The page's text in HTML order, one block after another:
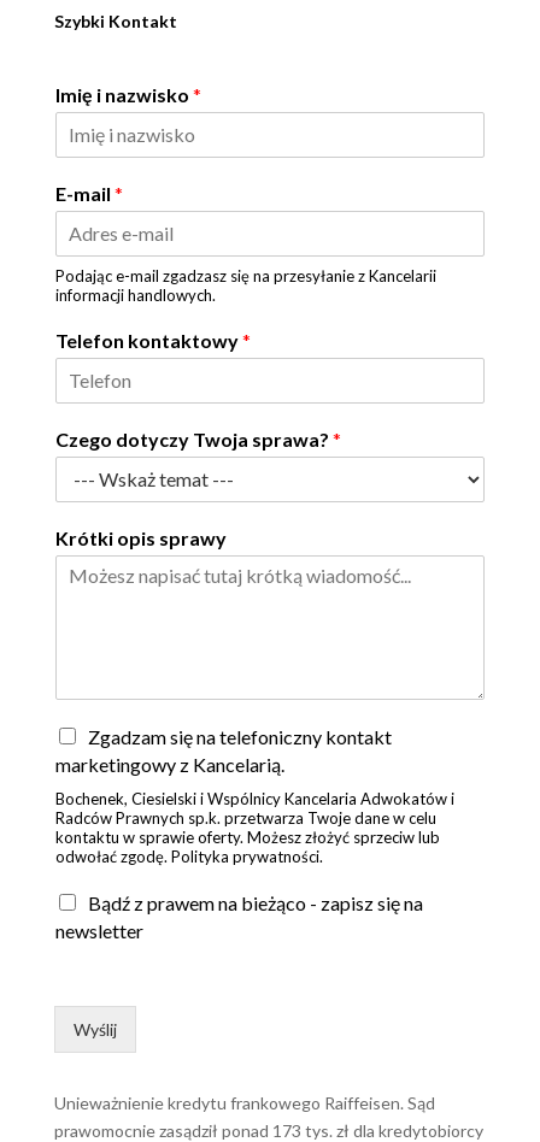
Szybki Kontakt
Imię i nazwisko *
E-mail *
Podając e-mail zgadzasz się na przesyłanie z Kancelarii
informacji handlowych.
Telefon kontaktowy*
Czego dotyczy Twoja sprawa? *
Krótki opis sprawy
Z
g
d
a
*
Zgadzam się na telefoniczny kontakt
marketingowy z Kancelarią.
Bochenek, Ciesielski i Wspólnicy Kancelaria Adwokatów i
Radców Prawnych sp.k. przetwarza Twoje dane w celu
kontaktu w sprawie oferty. Możesz złożyć sprzeciw lub
odwołać zgodę. Polityka prywatności.
Bądź z prawem na bieżąco - zapisz się na
newsletter
Wyślij
Unieważnienie kredytu frankowego Raiffeisen. Sąd
prawomocnie zasądził ponad 173 tys. zł dla kredytobiorcy